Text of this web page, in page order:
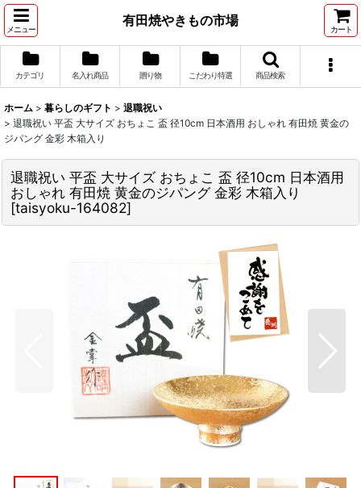
メニュー
有田焼やきもの市場
カート
カテゴリ 名入れ商品 贈り物 こだわり特選 商品検索
ホーム > 暮らしのギフト > 退職祝い
> 退職祝い 平盃 大サイズ おちょこ 盃 径10cm 日本酒用 おしゃれ 有田焼 黄金の
ジパング 金彩 木箱入り
退職祝い 平盃 大サイズ おちょこ 盃 径10cm 日本酒用
おしゃれ 有田焼 黄金のジパング 金彩 木箱入り
[taisyoku-164082]